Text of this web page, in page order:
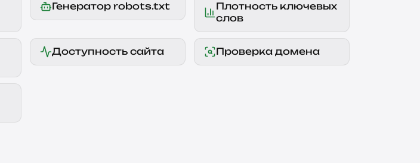
Генератор robots.txt
Плотность ключевых
слов
Доступность сайта Проверка домена